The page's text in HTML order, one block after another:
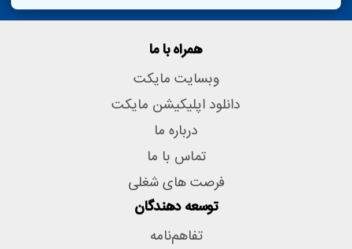
همراه با ما
وبسایت مایکت
دانلود اپلیکیشن مایکت
درباره ما
تماس با ما
فرصت های شغلی
توسعه دهندگان
تفاهم‌نامه